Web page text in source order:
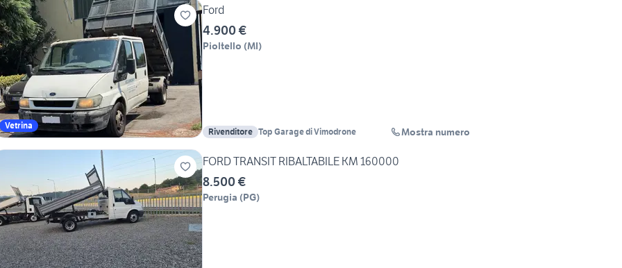
Vetrina
Ford
4.900 €
Pioltello (MI)
Rivenditore Top Garage di Vimodrone Mostra numero
FORD TRANSIT RIBALTABILE KM 160000
8.500 €
Perugia (PG)